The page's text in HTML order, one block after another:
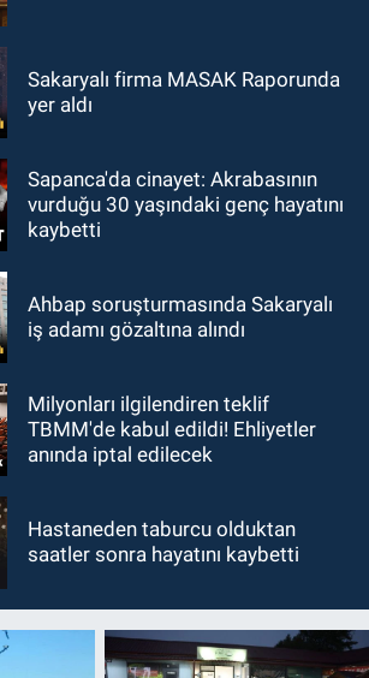
Sakaryalı firma MASAK Raporunda
yer aldı
Sapanca'da cinayet: Akrabasının
vurduğu 30 yaşındaki genç hayatını
kaybetti
Ahbap soruşturmasında Sakaryalı
iş adamı gözaltına alındı
Milyonları ilgilendiren teklif
TBMM'de kabul edildi! Ehliyetler
anında iptal edilecek
Hastaneden taburcu olduktan
saatler sonra hayatını kaybetti